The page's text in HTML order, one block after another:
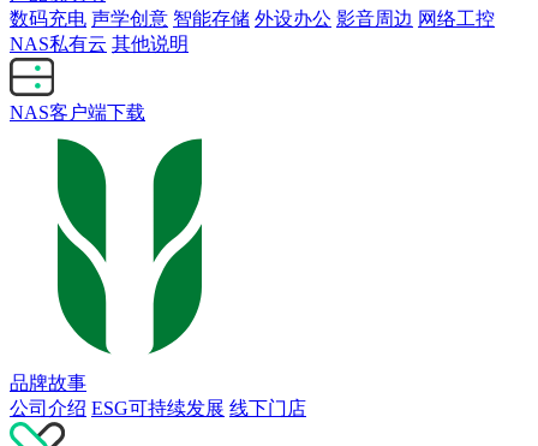
数码充电 声学创意 智能存储 外设办公 影音周边 网络工控
NAS私有云 其他说明
NAS客户端下载
品牌故事
公司介绍 ESG可持续发展 线下门店